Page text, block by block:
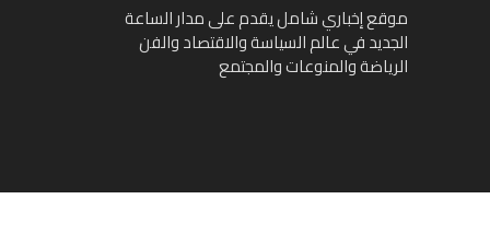
موقع إخباري شامل يقدم على مدار الساعة
الجديد في عالم السياسة والاقتصاد والفن
الرياضة والمنوعات والمجتمع